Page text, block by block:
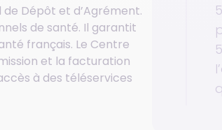
Dépôt et d’Agrément.
de santé. Il garantit
français. Le Centre
et la facturation
à des téléservices